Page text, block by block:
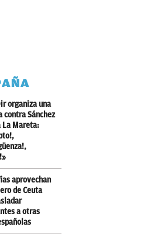
organiza una
contra Sánchez
La Mareta:
aprovechan
de Ceuta
a otras